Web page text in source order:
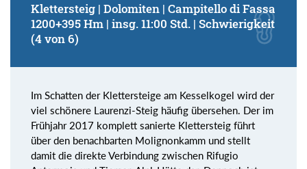
Klettersteig | Dolomiten | Campitello di Fassa
1200+395 Hm | insg. 11:00 Std. | Schwierigkeit
(4 von 6)
Im Schatten der Klettersteige am Kesselkogel wird der
viel schönere Laurenzi-Steig häufig übersehen. Der im
Frühjahr 2017 komplett sanierte Klettersteig führt
über den benachbarten Molignonkamm und stellt
damit die direkte Verbindung zwischen Rifugio